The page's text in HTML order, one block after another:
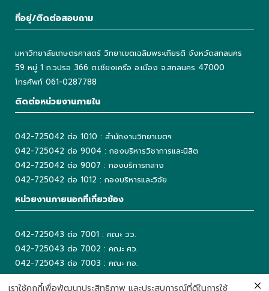
ที่อยู่/ติดต่อสอบถาม
มหาวิทยาลัยเกษตรศาสตร์ วิทยาเขตเฉลิมพระเกียรติ จังหวัดสกลนคร
59 หมู่ 1 ถ.วปรอ 366 ต.เชียงเครือ อ.เมือง จ.สกลนคร 47000
โทรศัพท์ 061-0287788
ติดต่อหน่วยงานภายใน
042-725042 ต่อ 1010 : สำนักงานวิทยาเขตฯ
042-725042 ต่อ 9004 : กองบริหารวิชาการและนิสิต
042-725042 ต่อ 9007 : กองบริการกลาง
042-725042 ต่อ 1012 : กองบริหารและวิจัย
หน่วยงานภายนอกที่เกี่ยวข้อง
042-725043 ต่อ 7001 : คณะ วว.
042-725043 ต่อ 7002 : คณะ ศว.
042-725043 ต่อ 7003 : คณะ ทอ.
042-725043 ต่อ 2001 : คณะ ศส.
เราใช้คุกกี้เพื่อพัฒนาประสิทธิภาพ และประสบการณ์ที่ดีในการใช้